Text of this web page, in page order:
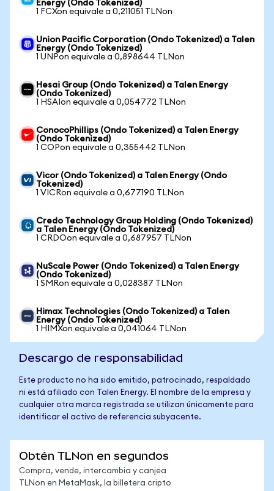
Energy (Ondo Tokenized)
1 FCXon equivale a 0,211051 TLNon
Union Pacific Corporation (Ondo Tokenized) a Talen
Energy (Ondo Tokenized)
1 UNPon equivale a 0,898644 TLNon
Hesai Group (Ondo Tokenized) a Talen Energy
(Ondo Tokenized)
1 HSAIon equivale a 0,054772 TLNon
ConocoPhillips (Ondo Tokenized) a Talen Energy
(Ondo Tokenized)
1 COPon equivale a 0,355442 TLNon
Vicor (Ondo Tokenized) a Talen Energy (Ondo
Tokenized)
1 VICRon equivale a 0,677190 TLNon
Credo Technology Group Holding (Ondo Tokenized)
a Talen Energy (Ondo Tokenized)
1 CRDOon equivale a 0,687957 TLNon
NuScale Power (Ondo Tokenized) a Talen Energy
(Ondo Tokenized)
1 SMRon equivale a 0,028387 TLNon
Himax Technologies (Ondo Tokenized) a Talen
Energy (Ondo Tokenized)
1 HIMXon equivale a 0,041064 TLNon
Descargo de responsabilidad
Este producto no ha sido emitido, patrocinado, respaldado
ni está afiliado con Talen Energy. El nombre de la empresa y
cualquier otra marca registrada se utilizan únicamente para
identificar el activo de referencia subyacente.
Obtén TLNon en segundos
Compra, vende, intercambia y canjea
TLNon en MetaMask, la billetera cripto